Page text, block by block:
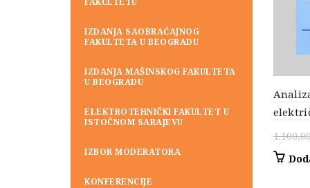
IZDANJA SAOBRAĆAJNOG
FAKULTETA U BEOGRADU
IZDANJA MAŠINSKOG FAKULTETA
U BEOGRADU
ELEKTROTEHNIČKI FAKULTET U
ISTOČNOM SARAJEVU
IZBOR MODERATORA
KONFERENCIJE